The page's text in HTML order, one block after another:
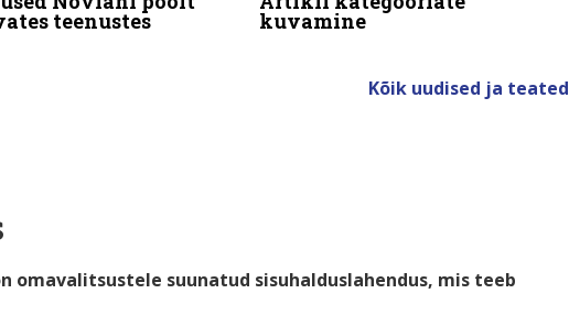
teenustes kuvamine
Kõik uudised ja teated
omavalitsustele suunatud sisuhalduslahendus, mis teeb